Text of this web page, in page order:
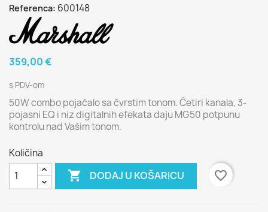
Referenca: 600148
359,00 €
s PDV-om
50W combo pojačalo sa čvrstim tonom. Četiri kanala, 3-
pojasni EQ i niz digitalnih efekata daju MG50 potpunu
kontrolu nad Vašim tonom.
Količina
 DODAJ U KOŠARICU favorite_border